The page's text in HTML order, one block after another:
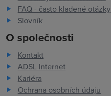
FAQ - často kladené otázky
Slovník
O společnosti
Kontakt
ADSL Internet
Kariéra
Ochrana osobních údajů